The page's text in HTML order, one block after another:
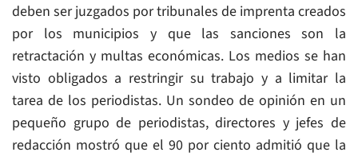
deben ser juzgados por tribunales de imprenta creados
por los municipios y que las sanciones son la
retractación y multas económicas. Los medios se han
visto obligados a restringir su trabajo y a limitar la
tarea de los periodistas. Un sondeo de opinión en un
pequeño grupo de periodistas, directores y jefes de
redacción mostró que el 90 por ciento admitió que la